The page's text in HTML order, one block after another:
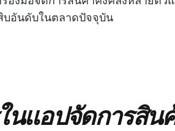
อันดับในตลาดปัจจุบัน
นแอปจัดการสิน